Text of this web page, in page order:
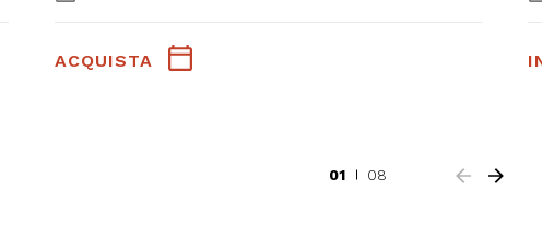
ACQUISTA
01 08